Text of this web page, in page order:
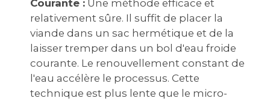
Courante : Une méthode efficace et
relativement sûre. Il suffit de placer la
viande dans un sac hermétique et de la
laisser tremper dans un bol d'eau froide
courante. Le renouvellement constant de
l'eau accélère le processus. Cette
technique est plus lente que le micro-